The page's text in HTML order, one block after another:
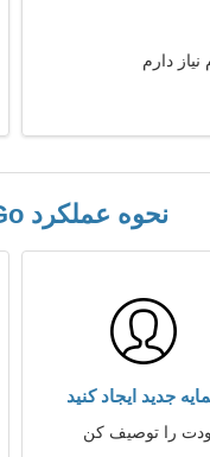
دارم
نحوه عملکرد GbrDatingGo
جدید ایجاد کنید
را توصیف کن